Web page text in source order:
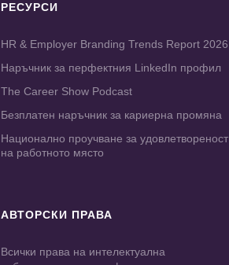
РЕСУРСИ
HR & Employer Branding Trends Report 2026
Наръчник за перфектния LinkedIn профил
The Career Show Podcast
Безплатен наръчник за кариерна промяна
Национално проучване за удовлетвореност
на работното място
АВТОРСКИ ПРАВА
Всички права на интелектуална